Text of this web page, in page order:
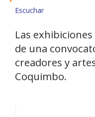
Escuchar
Las
de una
creadores y
Coquimbo.